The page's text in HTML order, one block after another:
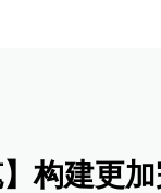
】构建更